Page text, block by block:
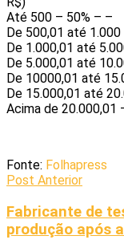
Até 500 – 50% – –
De 500,01 até
De 1.000,01 até
De 5.000,01 até
De 10000,01 até
De 15.000,01 até
Acima de 20.000,01
Fonte: Folhapress
Post Anterior
Fabricante de
produção após